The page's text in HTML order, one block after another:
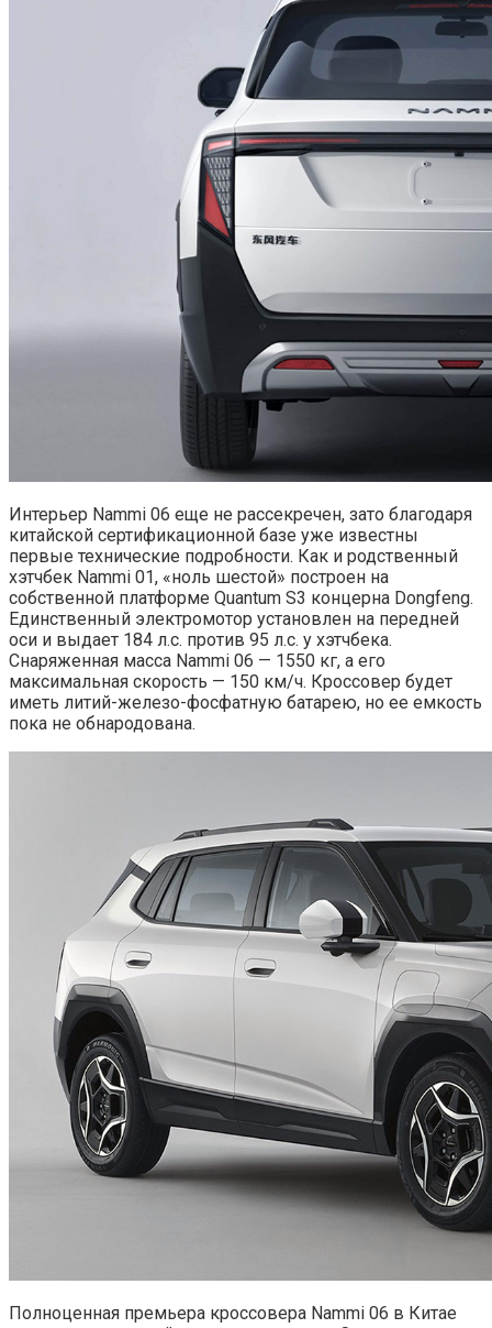
Интерьер Nammi 06 еще не рассекречен, зато благодаря
китайской сертификационной базе уже известны
первые технические подробности. Как и родственный
хэтчбек Nammi 01, «ноль шестой» построен на
собственной платформе Quantum S3 концерна Dongfeng.
Единственный электромотор установлен на передней
оси и выдает 184 л.с. против 95 л.с. у хэтчбека.
Снаряженная масса Nammi 06 — 1550 кг, а его
максимальная скорость — 150 км/ч. Кроссовер будет
иметь литий-железо-фосфатную батарею, но ее емкость
пока не обнародована.
Полноценная премьера кроссовера Nammi 06 в Китае